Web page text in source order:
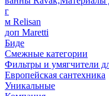
г
м Relisan
доп Maretti
Биде
Смежные категории
Фильтры и умягчители
Европейская сантехника
Уникальные